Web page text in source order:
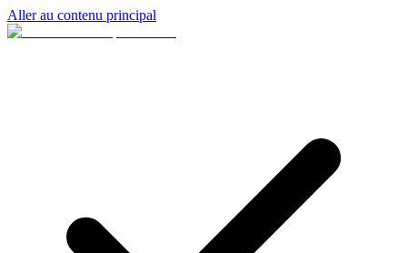
Aller au contenu principal